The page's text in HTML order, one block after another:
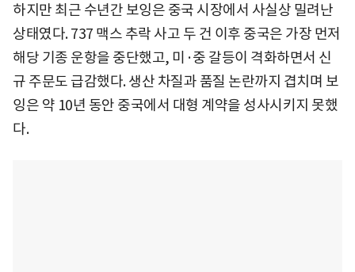
하지만 최근 수년간 보잉은 중국 시장에서 사실상 밀려난
상태였다. 737 맥스 추락 사고 두 건 이후 중국은 가장 먼저
해당 기종 운항을 중단했고, 미·중 갈등이 격화하면서 신
규 주문도 급감했다. 생산 차질과 품질 논란까지 겹치며 보
잉은 약 10년 동안 중국에서 대형 계약을 성사시키지 못했
다.